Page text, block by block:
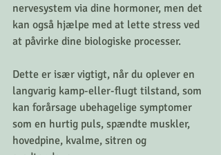
nervesystem via dine hormoner, men det
kan også hjælpe med at lette stress ved
at påvirke dine biologiske processer.
Dette er især vigtigt, når du oplever en
langvarig kamp-eller-flugt tilstand, som
kan forårsage ubehagelige symptomer
som en hurtig puls, spændte muskler,
hovedpine, kvalme, sitren og